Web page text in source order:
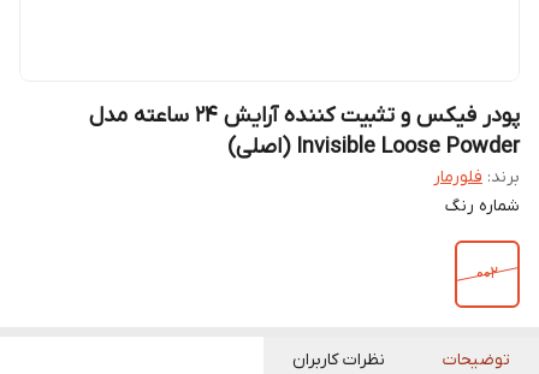
پودر فیکس و تثبیت کننده آرایش ۲۴ ساعته مدل
Invisible Loose Powder (اصلی)
برند: فلورمار
شماره رنگ
002
توضیحات نظرات کاربران